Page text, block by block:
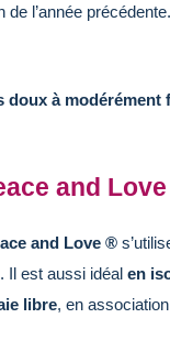
de l’année
doux à modérément
and
and Love ®
. Il est aussi idéal en
libre, en